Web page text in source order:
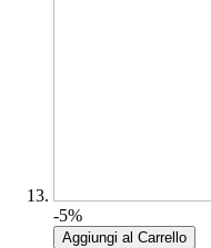
-5%
Aggiungi al Carrello